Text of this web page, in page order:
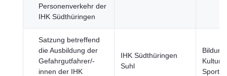
Personenverkehr der
IHK Südthüringen
Satzung betreffend
die Ausbildung der
Gefahrgutfahrer/-
innen der IHK
IHK Südthüringen
Suhl
Kultur
Sport